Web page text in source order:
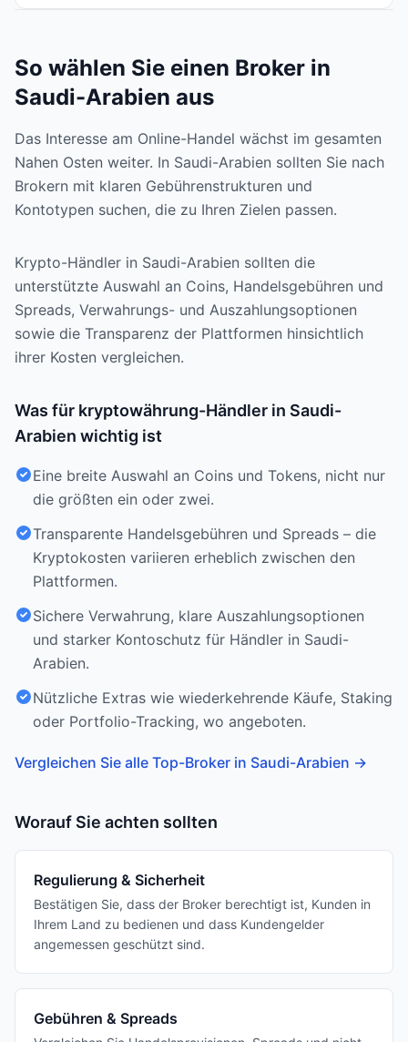
So wählen Sie einen Broker in
Saudi-Arabien aus
Das Interesse am Online-Handel wächst im gesamten
Nahen Osten weiter. In Saudi-Arabien sollten Sie nach
Brokern mit klaren Gebührenstrukturen und
Kontotypen suchen, die zu Ihren Zielen passen.
Krypto-Händler in Saudi-Arabien sollten die
unterstützte Auswahl an Coins, Handelsgebühren und
Spreads, Verwahrungs- und Auszahlungsoptionen
sowie die Transparenz der Plattformen hinsichtlich
ihrer Kosten vergleichen.
Was für kryptowährung-Händler in Saudi-
Arabien wichtig ist
Eine breite Auswahl an Coins und Tokens, nicht nur
die größten ein oder zwei.
Transparente Handelsgebühren und Spreads – die
Kryptokosten variieren erheblich zwischen den
Plattformen.
Sichere Verwahrung, klare Auszahlungsoptionen
und starker Kontoschutz für Händler in Saudi-
Arabien.
Nützliche Extras wie wiederkehrende Käufe, Staking
oder Portfolio-Tracking, wo angeboten.
Vergleichen Sie alle Top-Broker in Saudi-Arabien →
Worauf Sie achten sollten
Regulierung & Sicherheit
Bestätigen Sie, dass der Broker berechtigt ist, Kunden in
Ihrem Land zu bedienen und dass Kundengelder
angemessen geschützt sind.
Gebühren & Spreads